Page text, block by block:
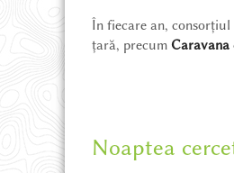
În fiecare an,
țară, precum Caravana
Noaptea